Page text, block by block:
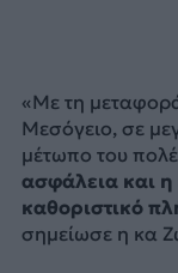
«Με τη
Μεσόγειο, σε
μέτωπο του
ασφάλεια και η
καθοριστικό
σημείωσε η κα